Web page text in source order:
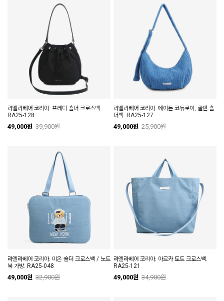
라엘라베어 코리아. 프레디 숄더 크로스백.
RA25-128
49,000원 39,900원
라엘라베어 코리아. 에이든 코듀로이, 골덴 숄
더백. RA25-127
49,000원 25,900원
라엘라베어 코리아. 미온 숄더 크로스백 / 노트
북 가방. RA25-048
49,000원 32,900원
라엘라베어 코리아. 아르카 토트 크로스백.
RA25-121
49,000원 34,900원